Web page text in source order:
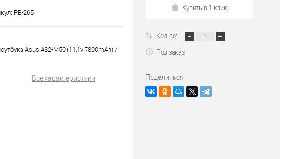
PB-265
Asus A32-M50 (11,1v 7800mAh) /
Все характеристики
Купить в 1 клик
Кол-во:
Под заказ
Поделиться